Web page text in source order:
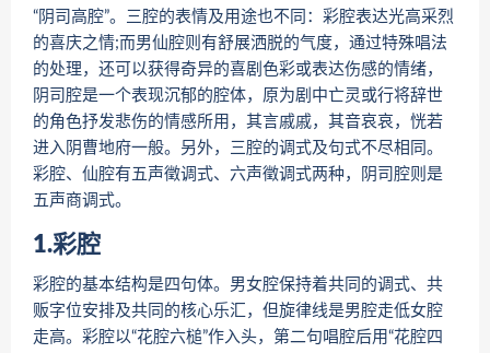
“阴司高腔”。三腔的表情及用途也不同：彩腔表达光高采烈
的喜庆之情;而男仙腔则有舒展洒脱的气度，通过特殊唱法
的处理，还可以获得奇异的喜剧色彩或表达伤感的情绪，
阴司腔是一个表现沉郁的腔体，原为剧中亡灵或行将辞世
的角色抒发悲伤的情感所用，其言戚戚，其音哀哀，恍若
进入阴曹地府一般。另外，三腔的调式及句式不尽相同。
彩腔、仙腔有五声徵调式、六声徵调式两种，阴司腔则是
五声商调式。
1.彩腔
彩腔的基本结构是四句体。男女腔保持着共同的调式、共
贩字位安排及共同的核心乐汇，但旋律线是男腔走低女腔
走高。彩腔以“花腔六槌”作入头，第二句唱腔后用“花腔四